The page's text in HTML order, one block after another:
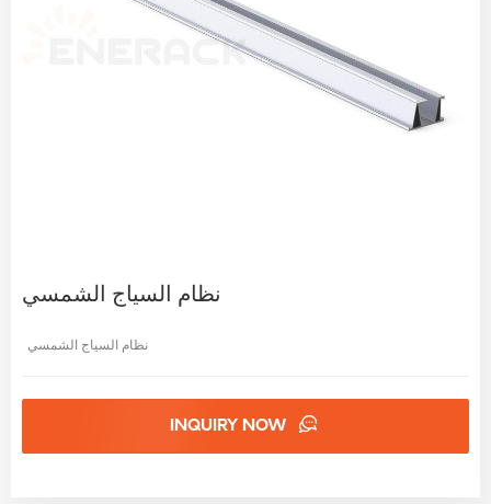
نظام السياج الشمسي
نظام السياج الشمسي
INQUIRY NOW